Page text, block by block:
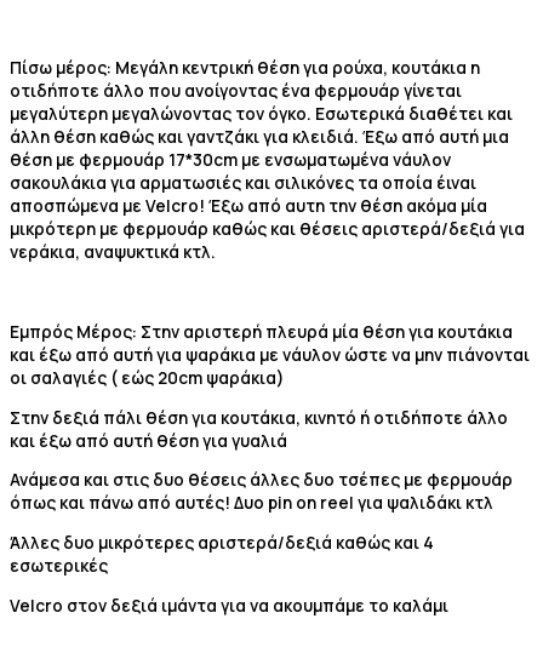
Πίσω μέρος: Μεγάλη κεντρική θέση για ρούχα, κουτάκια η
οτιδήποτε άλλο που ανοίγοντας ένα φερμουάρ γίνεται
μεγαλύτερη μεγαλώνοντας τον όγκο. Εσωτερικά διαθέτει και
άλλη θέση καθώς και γαντζάκι για κλειδιά. Έξω από αυτή μια
θέση με φερμουάρ 17*30cm με ενσωματωμένα νάυλον
σακουλάκια για αρματωσιές και σιλικόνες τα οποία έιναι
αποσπώμενα με Velcro! Έξω από αυτη την θέση ακόμα μία
μικρότερη με φερμουάρ καθώς και θέσεις αριστερά/δεξιά για
νεράκια, αναψυκτικά κτλ.
Εμπρός Μέρος: Στην αριστερή πλευρά μία θέση για κουτάκια
και έξω από αυτή για ψαράκια με νάυλον ώστε να μην πιάνονται
οι σαλαγιές ( εώς 20cm ψαράκια)
Στην δεξιά πάλι θέση για κουτάκια, κινητό ή οτιδήποτε άλλο
και έξω από αυτή θέση για γυαλιά
Ανάμεσα και στις δυο θέσεις άλλες δυο τσέπες με φερμουάρ
όπως και πάνω από αυτές! Δυο pin on reel για ψαλιδάκι κτλ
Άλλες δυο μικρότερες αριστερά/δεξιά καθώς και 4
εσωτερικές
Velcro στον δεξιά ιμάντα για να ακουμπάμε το καλάμι